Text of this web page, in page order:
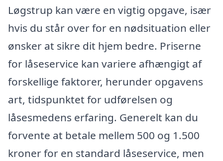
Løgstrup kan være en vigtig opgave, især
hvis du står over for en nødsituation eller
ønsker at sikre dit hjem bedre. Priserne
for låseservice kan variere afhængigt af
forskellige faktorer, herunder opgavens
art, tidspunktet for udførelsen og
låsesmedens erfaring. Generelt kan du
forvente at betale mellem 500 og 1.500
kroner for en standard låseservice, men